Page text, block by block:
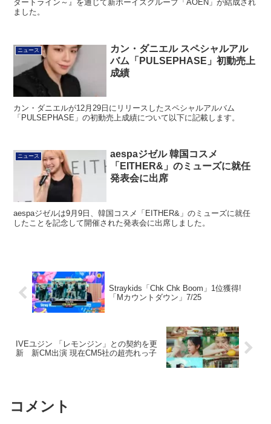
タートライン～』を通じて新ボーイズグループ「AOEN」が結成され
ました。
ニュース
カン・ダニエル スペシャルアル
バム「PULSEPHASE」初動売上
成績
カン・ダニエルが12月29日にリリースしたスペシャルアルバム
「PULSEPHASE」の初動売上成績について以下に記載します。
ニュース
aespaジゼル 韓国コスメ
「EITHER&」のミューズに就任
発表会に出席
aespaジゼルは9月9日、韓国コスメ「EITHER&」のミューズに就任
したことを記念して開催された発表会に出席しました。
Straykids「Chk Chk Boom」1位獲得!
「Mカウントダウン」7/25
IVEユジン 「レモンジン」との契約を更
新 新CM出演 現在CM5社の超売れっ子
コメント